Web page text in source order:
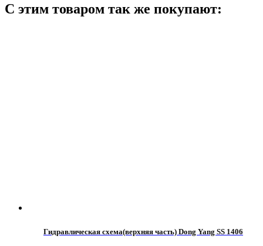
С этим товаром так же покупают:
Гидравлическая схема(верхняя часть) Dong Yang SS 1406